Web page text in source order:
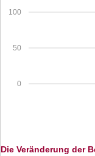
0
50
100
Die Veränderung der